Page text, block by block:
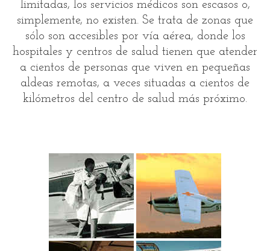
limitadas, los servicios médicos son escasos o,
simplemente, no existen. Se trata de zonas que
sólo son accesibles por vía aérea, donde los
hospitales y centros de salud tienen que atender
a cientos de personas que viven en pequeñas
aldeas remotas, a veces situadas a cientos de
kilómetros del centro de salud más próximo.